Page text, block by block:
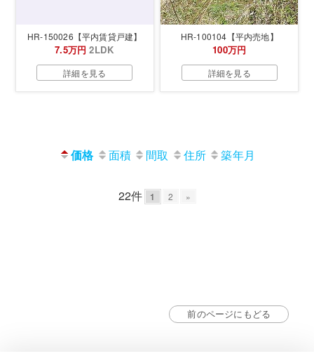
HR-150026【平内賃貸戸建】
7.5万円2LDK
詳細を見る
HR-100104【平内売地】
100万円
詳細を見る
価格 面積 間取 住所 築年月
22件 1 2 »
前のページにもどる